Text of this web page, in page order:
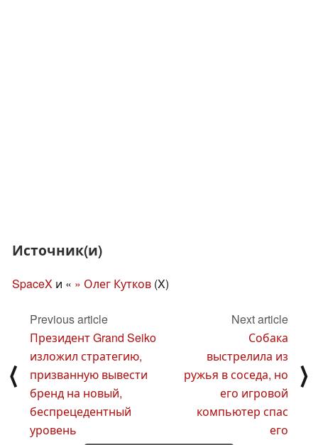
Источник(и)
SpaceX и « » Олег Кутков (X)
⟨
Previous article
Президент Grand Seiko
изложил стратегию,
призванную вывести
бренд на новый,
беспрецедентный
уровень
Next article
Собака
выстрелила из
ружья в соседа, но
его игровой
компьютер спас
его
⟩